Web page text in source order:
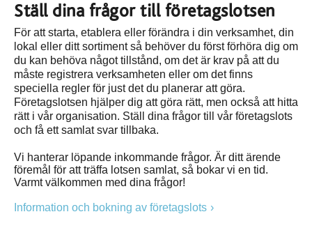
Ställ dina frågor till företagslotsen
För att starta, etablera eller förändra i din verksamhet, din
lokal eller ditt sortiment så behöver du först förhöra dig om
du kan behöva något tillstånd, om det är krav på att du
måste registrera verksamheten eller om det finns
speciella regler för just det du planerar att göra.
Företagslotsen hjälper dig att göra rätt, men också att hitta
rätt i vår organisation. Ställ dina frågor till vår företagslots
och få ett samlat svar tillbaka.
Vi hanterar löpande inkommande frågor. Är ditt ärende
föremål för att träffa lotsen samlat, så bokar vi en tid.
Varmt välkommen med dina frågor!
Information och bokning av företagslots